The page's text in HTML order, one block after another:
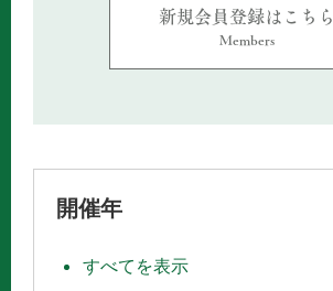
新規会員登録はこちら
Members
開催年
すべてを表示